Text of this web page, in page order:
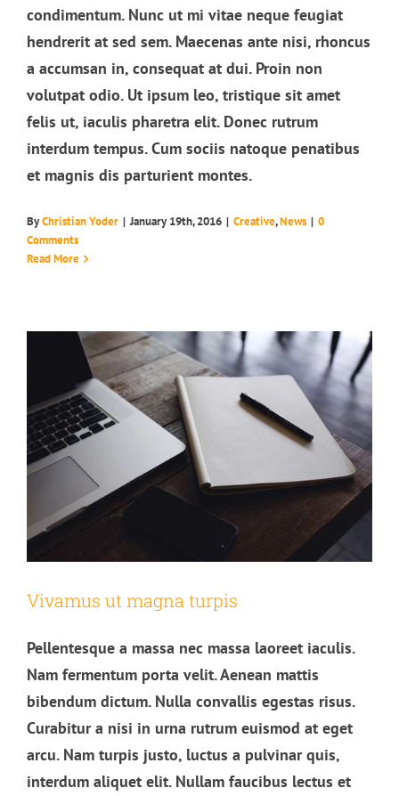
condimentum. Nunc ut mi vitae neque feugiat
hendrerit at sed sem. Maecenas ante nisi, rhoncus
a accumsan in, consequat at dui. Proin non
volutpat odio. Ut ipsum leo, tristique sit amet
felis ut, iaculis pharetra elit. Donec rutrum
interdum tempus. Cum sociis natoque penatibus
et magnis dis parturient montes.
ByChristian Yoder | January 19th, 2016 | Creative,News | 0
Comments
Read More
Vivamus ut magna turpis
Vivamus ut magna turpis
Pellentesque a massa nec massa laoreet iaculis.
Nam fermentum porta velit. Aenean mattis
bibendum dictum. Nulla convallis egestas risus.
Curabitur a nisi in urna rutrum euismod at eget
arcu. Nam turpis justo, luctus a pulvinar quis,
interdum aliquet elit. Nullam faucibus lectus et